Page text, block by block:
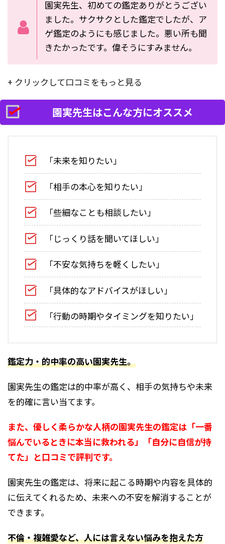
園実先生、初めての鑑定ありがとうござい
ました。サクサクとした鑑定でしたが、ア
ゲ鑑定のようにも感じました。悪い所も聞
きたかったです。偉そうにすみません。
+ クリックして口コミをもっと見る
園実先生はこんな方にオススメ
「未来を知りたい」
「相手の本心を知りたい」
「些細なことも相談したい」
「じっくり話を聞いてほしい」
「不安な気持ちを軽くしたい」
「具体的なアドバイスがほしい」
「行動の時期やタイミングを知りたい」
鑑定力・的中率の高い園実先生。
園実先生の鑑定は的中率が高く、相手の気持ちや未来
を的確に言い当てます。
また、優しく柔らかな人柄の園実先生の鑑定は「一番
悩んでいるときに本当に救われる」「自分に自信が持
てた」と口コミで評判です。
園実先生の鑑定は、将来に起こる時期や内容を具体的
に伝えてくれるため、未来への不安を解消することが
できます。
不倫・複雑愛など、人には言えない悩みを抱えた方